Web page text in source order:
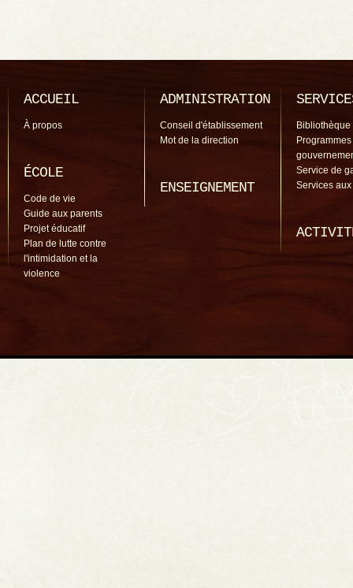
ACCUEIL
À propos
ÉCOLE
Code de vie
Guide aux parents
Projet éducatif
Plan de lutte contre
l'intimidation et la
violence
ADMINISTRATION
Conseil d'établissement
Mot de la direction
ENSEIGNEMENT
Bibliothèque
Programmes
Service de
Services